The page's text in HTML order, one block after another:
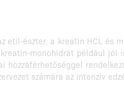
észter, a kreatin HCL és
monohidrát például
számára az intenzív